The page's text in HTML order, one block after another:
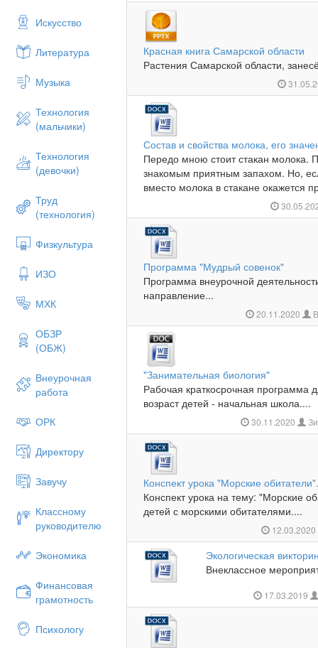
Искусство
Литература
Музыка
Технология
(мальчики)
Технология
(девочки)
Труд
(технология)
Физкультура
ИЗО
МХК
ОБЗР
(ОБЖ)
Внеурочная
работа
ОРК
Директору
Завучу
Классному
руководителю
Экономика
Финансовая
грамотность
Психологу
Красная книга Самарской области
Растения Самарской области,
Состав и свойства молока, его
Передо мною стоит стакан молока.
знакомым приятным запахом. Но,
вместо молока в стакане окажется
Программа "Мудрый совенок"
Программа внеурочной
направление...
20.11.2020
"Занимательная биология"
Рабочая краткосрочная программа
возраст детей - начальная школа....
30.11.2020
Конспект урока "Морские
Конспект урока на тему: "Морские
детей с морскими обитателями....
12.03.2020
Экологическая
Внеклассное
17.03.2019